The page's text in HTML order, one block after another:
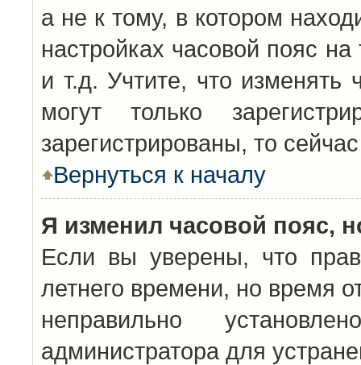
а не к тому, в котором
настройках часовой пояс
и т.д. Учтите, что изменять
могут только
зарегистрированы, то
Вернуться к началу
Я изменил часовой пояс,
Если вы уверены, что
летнего времени, но время
неправильно
администратора для